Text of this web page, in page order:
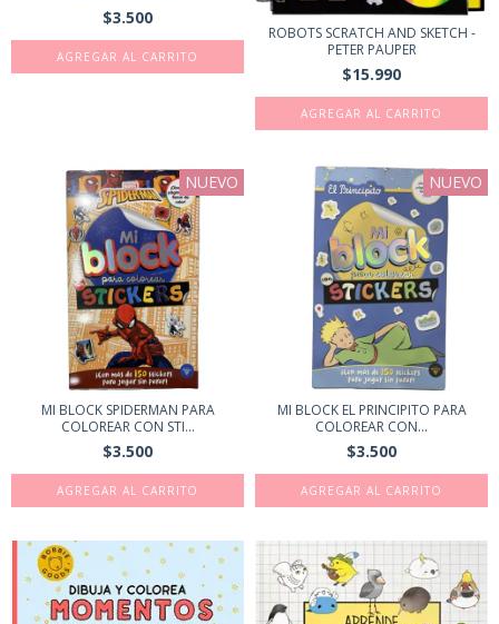
$3.500
ROBOTS SCRATCH AND SKETCH -
PETER PAUPER
$15.990
NUEVO
MI BLOCK SPIDERMAN PARA
COLOREAR CON STI...
$3.500
NUEVO
MI BLOCK EL PRINCIPITO PARA
COLOREAR CON...
$3.500